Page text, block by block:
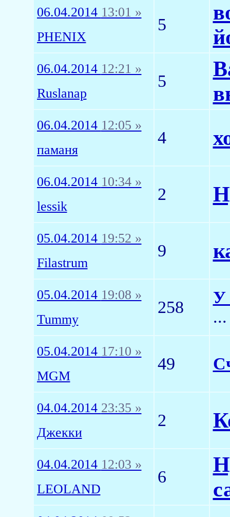
06.04.2014 13:01 »
PHENIX
5
06.04.2014 12:21 »
Ruslanap
5
06.04.2014 12:05 »
паманя
4
06.04.2014 10:34 »
lessik
2
05.04.2014 19:52 »
Filastrum
9
05.04.2014 19:08 »
Tummy
258
У
05.04.2014 17:10 »
MGM
49
04.04.2014 23:35 »
Джекки
2
04.04.2014 12:03 »
LEOLAND
6